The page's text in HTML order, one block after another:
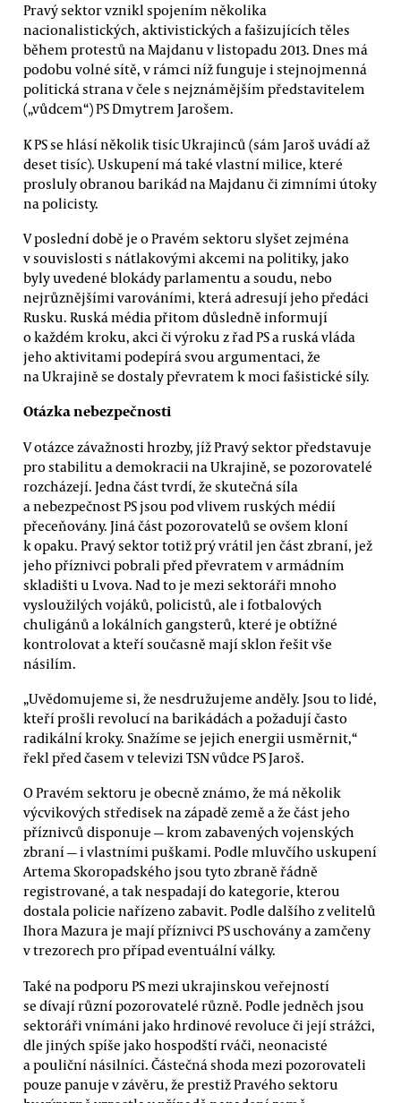
Pravý sektor vznikl spojením několika
nacionalistických, aktivistických a fašizujících těles
během protestů na Majdanu v listopadu 2013. Dnes má
podobu volné sítě, v rámci níž funguje i stejnojmenná
politická strana v čele s nejznámějším představitelem
(„vůdcem“) PS Dmytrem Jarošem.
K PS se hlásí několik tisíc Ukrajinců (sám Jaroš uvádí až
deset tisíc). Uskupení má také vlastní milice, které
prosluly obranou barikád na Majdanu či zimními útoky
na policisty.
V poslední době je o Pravém sektoru slyšet zejména
v souvislosti s nátlakovými akcemi na politiky, jako
byly uvedené blokády parlamentu a soudu, nebo
nejrůznějšími varováními, která adresují jeho předáci
Rusku. Ruská média přitom důsledně informují
o každém kroku, akci či výroku z řad PS a ruská vláda
jeho aktivitami podepírá svou argumentaci, že
na Ukrajině se dostaly převratem k moci fašistické síly.
Otázka nebezpečnosti
V otázce závažnosti hrozby, jíž Pravý sektor představuje
pro stabilitu a demokracii na Ukrajině, se pozorovatelé
rozcházejí. Jedna část tvrdí, že skutečná síla
a nebezpečnost PS jsou pod vlivem ruských médií
přeceňovány. Jiná část pozorovatelů se ovšem kloní
k opaku. Pravý sektor totiž prý vrátil jen část zbraní, jež
jeho příznivci pobrali před převratem v armádním
skladišti u Lvova. Nad to je mezi sektoráři mnoho
vysloužilých vojáků, policistů, ale i fotbalových
chuligánů a lokálních gangsterů, které je obtížné
kontrolovat a kteří současně mají sklon řešit vše
násilím.
„Uvědomujeme si, že nesdružujeme anděly. Jsou to lidé,
kteří prošli revolucí na barikádách a požadují často
radikální kroky. Snažíme se jejich energii usměrnit,“
řekl před časem v televizi TSN vůdce PS Jaroš.
O Pravém sektoru je obecně známo, že má několik
výcvikových středisek na západě země a že část jeho
příznivců disponuje — krom zabavených vojenských
zbraní — i vlastními puškami. Podle mluvčího uskupení
Artema Skoropadského jsou tyto zbraně řádně
registrované, a tak nespadají do kategorie, kterou
dostala policie nařízeno zabavit. Podle dalšího z velitelů
Ihora Mazura je mají příznivci PS uschovány a zamčeny
v trezorech pro případ eventuální války.
Také na podporu PS mezi ukrajinskou veřejností
se dívají různí pozorovatelé různě. Podle jedněch jsou
sektoráři vnímáni jako hrdinové revoluce či její strážci,
dle jiných spíše jako hospodští rváči, neonacisté
a pouliční násilníci. Částečná shoda mezi pozorovateli
pouze panuje v závěru, že prestiž Pravého sektoru